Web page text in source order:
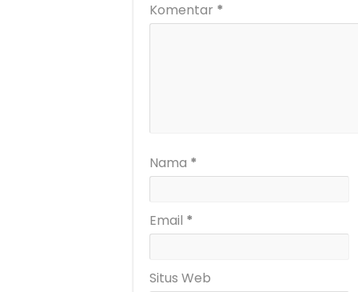
Komentar *
Nama *
Email *
Situs Web